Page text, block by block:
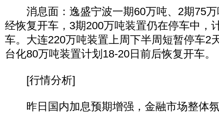
消息面：逸盛宁波一期60万吨、2期75万
经恢复开车，3期200万吨装置仍在停车中，
车。大连220万吨装置上周下半周短暂停车2
台化80万吨装置计划18-20日前后恢复开车。
[行情分析]
昨日国内加息预期增强，金融市场整体